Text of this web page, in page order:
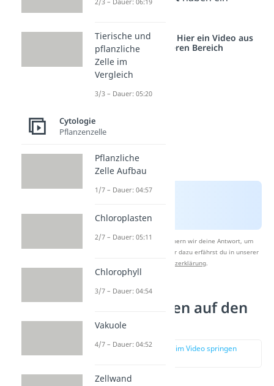
Studyflix vernetzt: Hier ein Video aus
einem anderen Bereich
Nach Beantwortung speichern wir deine Antwort, um
Studyflix zu verbessern. Mehr dazu erfährst du in unserer
Datenschutzerklärung.
Auswirkungen auf den
Körper
zur Stelle im Video springen
Tierische und
pflanzliche
Zelle im
Vergleich
3/3 – Dauer: 05:20
Cytologie
Pflanzenzelle
Pflanzliche
Zelle Aufbau
1/7 – Dauer: 04:57
Chloroplasten
2/7 – Dauer: 05:11
Chlorophyll
3/7 – Dauer: 04:54
Vakuole
4/7 – Dauer: 04:52
Zellwand